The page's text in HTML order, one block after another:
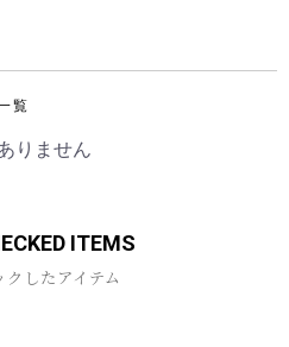
カートへ進む
覧
りません
ITEMS
したアイテム